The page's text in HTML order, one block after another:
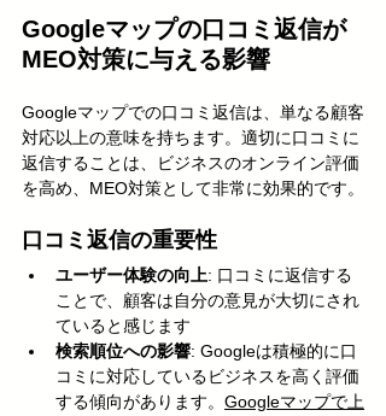
Googleマップの口コミ返信が
MEO対策に与える影響
Googleマップでの口コミ返信は、単なる顧客
対応以上の意味を持ちます。適切に口コミに
返信することは、ビジネスのオンライン評価
を高め、MEO対策として非常に効果的です。
口コミ返信の重要性
ユーザー体験の向上: 口コミに返信する
ことで、顧客は自分の意見が大切にされ
ていると感じます
検索順位への影響: Googleは積極的に口
コミに対応しているビジネスを高く評価
する傾向があります。 Googleマップで上